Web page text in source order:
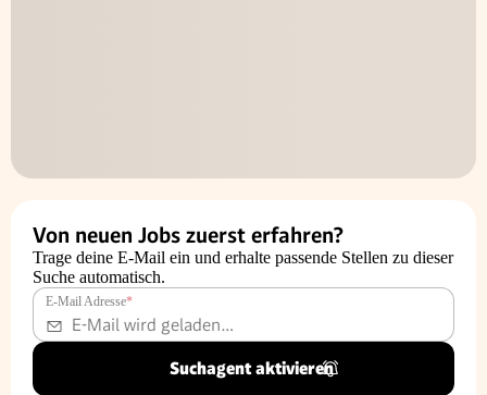
Von neuen Jobs zuerst erfahren?
Trage deine E-Mail ein und erhalte passende Stellen zu dieser
Suche automatisch.
E-Mail Adresse*
Suchagent aktivieren